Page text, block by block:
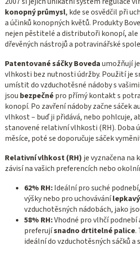
konopný průmysl, kde se osvědčil při
a účinků konopných květů. Produkty
nejen pěstitelé a distributoři konopí, ale
dřevěných nástrojů a potravinářské
Patentované sáčky Bovedaumožňují
vlhkosti bez nutnosti údržby. Použití je
umístit do vzduchotěsné nádoby s
jsou bezpečnépro přímý kontakt s
konopí. Po zavření nádoby začne sáček
vlhkost – buď ji přidává, nebo pohlcuje,
stanovené relativní vlhkosti (RH). Doba
měsíce, poté se doporučuje sáček
Relativní vlhkost (RH) je vyznačena na
závisí na vašich preferencích nebo
62% RH:Ideální pro suché
výšky nebo pro uchovávání
vzduchotěsných nádobách, jako
58% RH:Vhodné pro vlhčí
preferujísnadno drtitelné palice.
ideální do vzduchotěsných sáčků a